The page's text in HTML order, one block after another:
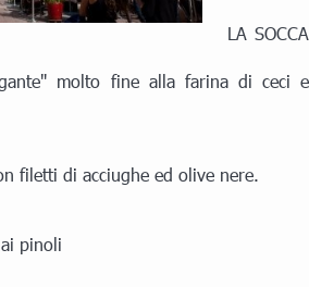
LA SOCCA
molto fine alla farina di ceci e
filetti di acciughe ed olive nere.
pinoli